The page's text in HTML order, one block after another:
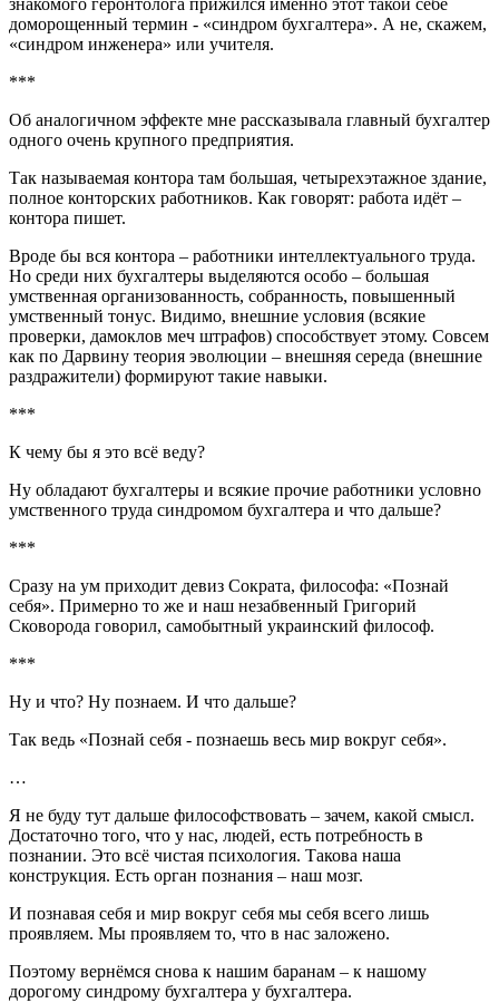
доморощенный термин - «синдром бухгалтера». А не, скажем,
«синдром инженера» или учителя.
***
Об аналогичном эффекте мне рассказывала главный бухгалтер
одного очень крупного предприятия.
Так называемая контора там большая, четырехэтажное здание,
полное конторских работников. Как говорят: работа идёт –
контора пишет.
Вроде бы вся контора – работники интеллектуального труда.
Но среди них бухгалтеры выделяются особо – большая
умственная организованность, собранность, повышенный
умственный тонус. Видимо, внешние условия (всякие
проверки, дамоклов меч штрафов) способствует этому. Совсем
как по Дарвину теория эволюции – внешняя середа (внешние
раздражители) формируют такие навыки.
***
К чему бы я это всё веду?
Ну обладают бухгалтеры и всякие прочие работники условно
умственного труда синдромом бухгалтера и что дальше?
***
Сразу на ум приходит девиз Сократа, философа: «Познай
себя». Примерно то же и наш незабвенный Григорий
Сковорода говорил, самобытный украинский философ.
***
Ну и что? Ну познаем. И что дальше?
Так ведь «Познай себя - познаешь весь мир вокруг себя».
…
Я не буду тут дальше философствовать – зачем, какой смысл.
Достаточно того, что у нас, людей, есть потребность в
познании. Это всё чистая психология. Такова наша
конструкция. Есть орган познания – наш мозг.
И познавая себя и мир вокруг себя мы себя всего лишь
проявляем. Мы проявляем то, что в нас заложено.
Поэтому вернёмся снова к нашим баранам – к нашому
дорогому синдрому бухгалтера у бухгалтера.